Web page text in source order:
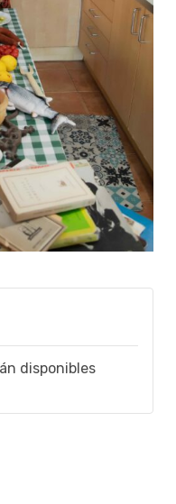
disponibles